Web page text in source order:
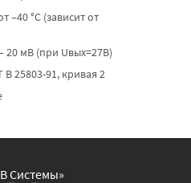
–40 °C (зависит от
20 мВ (при Uвых=27В)
25803-91, кривая 2
Системы»